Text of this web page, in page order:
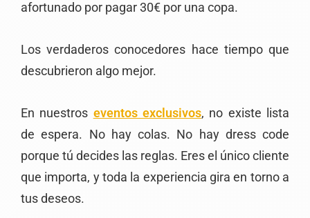
afortunado por pagar 30€ por una copa.
Los verdaderos conocedores hace tiempo que
descubrieron algo mejor.
En nuestros eventos exclusivos, no existe lista
de espera. No hay colas. No hay dress code
porque tú decides las reglas. Eres el único cliente
que importa, y toda la experiencia gira en torno a
tus deseos.